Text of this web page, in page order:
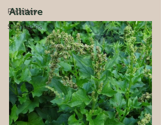
Recettes
Semences
Alliaire